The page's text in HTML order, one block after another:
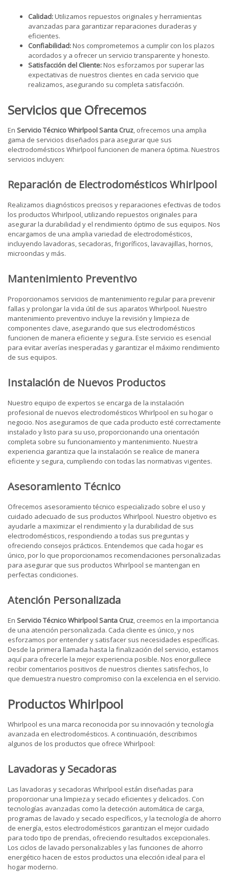
Calidad:Utilizamos repuestos originales y herramientas
avanzadas para garantizar reparaciones duraderas y
eficientes.
Confiabilidad:Nos comprometemos a cumplir con los plazos
acordados y a ofrecer un servicio transparente y honesto.
Satisfacción del Cliente:Nos esforzamos por superar las
expectativas de nuestros clientes en cada servicio que
realizamos, asegurando su completa satisfacción.
Servicios que Ofrecemos
En Servicio Técnico Whirlpool Santa Cruz, ofrecemos una amplia
gama de servicios diseñados para asegurar que sus
electrodomésticos Whirlpool funcionen de manera óptima. Nuestros
servicios incluyen:
Reparación de Electrodomésticos Whirlpool
Realizamos diagnósticos precisos y reparaciones efectivas de todos
los productos Whirlpool, utilizando repuestos originales para
asegurar la durabilidad y el rendimiento óptimo de sus equipos. Nos
encargamos de una amplia variedad de electrodomésticos,
incluyendo lavadoras, secadoras, frigoríficos, lavavajillas, hornos,
microondas y más.
Mantenimiento Preventivo
Proporcionamos servicios de mantenimiento regular para prevenir
fallas y prolongar la vida útil de sus aparatos Whirlpool. Nuestro
mantenimiento preventivo incluye la revisión y limpieza de
componentes clave, asegurando que sus electrodomésticos
funcionen de manera eficiente y segura. Este servicio es esencial
para evitar averías inesperadas y garantizar el máximo rendimiento
de sus equipos.
Instalación de Nuevos Productos
Nuestro equipo de expertos se encarga de la instalación
profesional de nuevos electrodomésticos Whirlpool en su hogar o
negocio. Nos aseguramos de que cada producto esté correctamente
instalado y listo para su uso, proporcionando una orientación
completa sobre su funcionamiento y mantenimiento. Nuestra
experiencia garantiza que la instalación se realice de manera
eficiente y segura, cumpliendo con todas las normativas vigentes.
Asesoramiento Técnico
Ofrecemos asesoramiento técnico especializado sobre el uso y
cuidado adecuado de sus productos Whirlpool. Nuestro objetivo es
ayudarle a maximizar el rendimiento y la durabilidad de sus
electrodomésticos, respondiendo a todas sus preguntas y
ofreciendo consejos prácticos. Entendemos que cada hogar es
único, por lo que proporcionamos recomendaciones personalizadas
para asegurar que sus productos Whirlpool se mantengan en
perfectas condiciones.
Atención Personalizada
En Servicio Técnico Whirlpool Santa Cruz, creemos en la importancia
de una atención personalizada. Cada cliente es único, y nos
esforzamos por entender y satisfacer sus necesidades específicas.
Desde la primera llamada hasta la finalización del servicio, estamos
aquí para ofrecerle la mejor experiencia posible. Nos enorgullece
recibir comentarios positivos de nuestros clientes satisfechos, lo
que demuestra nuestro compromiso con la excelencia en el servicio.
Productos Whirlpool
Whirlpool es una marca reconocida por su innovación y tecnología
avanzada en electrodomésticos. A continuación, describimos
algunos de los productos que ofrece Whirlpool:
Lavadoras y Secadoras
Las lavadoras y secadoras Whirlpool están diseñadas para
proporcionar una limpieza y secado eficientes y delicados. Con
tecnologías avanzadas como la detección automática de carga,
programas de lavado y secado específicos, y la tecnología de ahorro
de energía, estos electrodomésticos garantizan el mejor cuidado
para todo tipo de prendas, ofreciendo resultados excepcionales.
Los ciclos de lavado personalizables y las funciones de ahorro
energético hacen de estos productos una elección ideal para el
hogar moderno.